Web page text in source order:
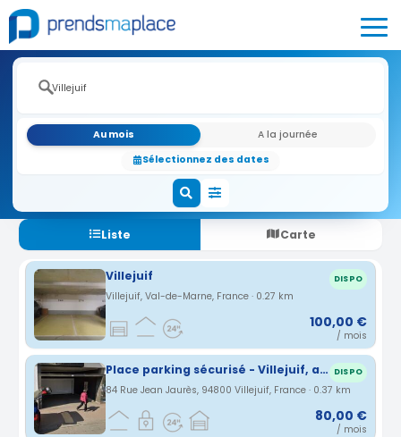
Au mois
A la journée
Sélectionnez des dates
Liste Carte
Villejuif DISPO
Villejuif, Val-de-Marne, France · 0.27 km
100,00 €
/ mois
Place parking sécurisé - Villejuif, arrêt métro : entre Louis Aragon et Paul vaillant couturier DISPO
84 Rue Jean Jaurès, 94800 Villejuif, France · 0.37 km
80,00 €
/ mois